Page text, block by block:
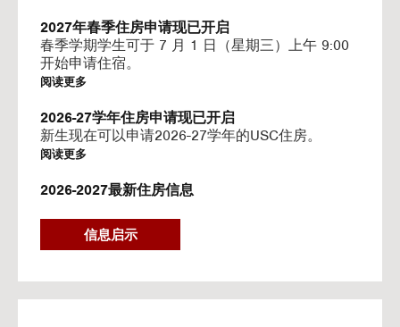
V
I
D
E
O
2027年春季住房申请现已开启
春季学期学生可于 7 月 1 日（星期三）上午 9:00
开始申请住宿。
阅读更多
2026-27学年住房申请现已开启
新生现在可以申请2026-27学年的USC住房。
阅读更多
2026-2027最新住房信息
Gateway apartments 将在(UHR)住房续约程序中可
用。
信息启示